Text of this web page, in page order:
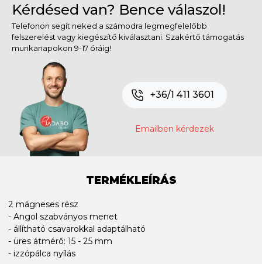
Kérdésed van? Bence válaszol!
Telefonon segít neked a számodra legmegfelelőbb
felszerelést vagy kiegészítő kiválasztani. Szakértő támogatás
munkanapokon 9-17 óráig!
+36/1 411 3601
Emailben kérdezek
TERMÉKLEÍRÁS
2 mágneses rész
- Angol szabványos menet
- állítható csavarokkal adaptálható
- üres átmérő: 15 - 25 mm
- izzópálca nyílás